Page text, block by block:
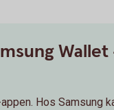
Hos Samsung